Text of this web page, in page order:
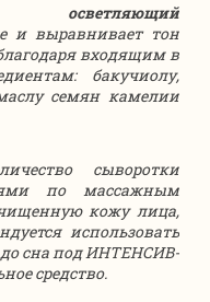
осветляющий
и выравнивает тон
входящим в
бакучиолу,
семян камелии
сыворотки
по массажным
кожу лица,
использовать
сна под ИНТЕНСИВ-
средство.